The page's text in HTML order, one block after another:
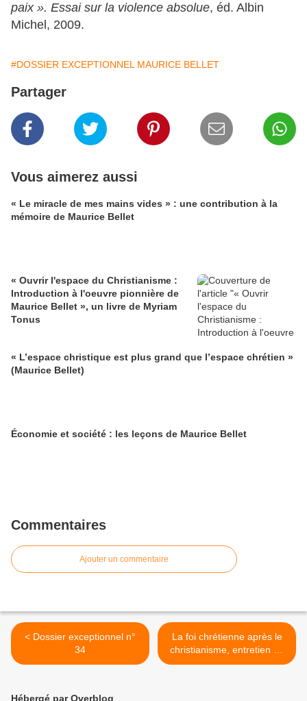
paix ». Essai sur la violence absolue, éd. Albin
Michel, 2009.
#DOSSIER EXCEPTIONNEL MAURICE BELLET
Partager
Vous aimerez aussi
« Le miracle de mes mains vides » : une contribution à la
mémoire de Maurice Bellet
« Ouvrir l'espace du Christianisme :
Introduction à l'oeuvre pionnière de
Maurice Bellet », un livre de Myriam
Tonus
« L’espace christique est plus grand que l’espace chrétien »
(Maurice Bellet)
Économie et société : les leçons de Maurice Bellet
Commentaires
Ajouter un commentaire
< Dossier exceptionnel n°
34
La foi chrétienne après le
christianisme, entretien de
Maurice Bellet avec J.-M.
Hébergé par Overblog